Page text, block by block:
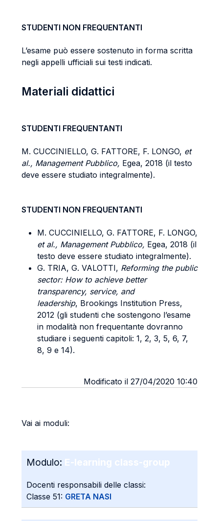
STUDENTI NON FREQUENTANTI
L’esame può essere sostenuto in forma scritta
negli appelli ufficiali sui testi indicati.
Materiali didattici
STUDENTI FREQUENTANTI
M. CUCCINIELLO, G. FATTORE, F. LONGO, et
al., Management Pubblico, Egea, 2018 (il testo
deve essere studiato integralmente).
STUDENTI NON FREQUENTANTI
M. CUCCINIELLO, G. FATTORE, F. LONGO,
et al., Management Pubblico, Egea, 2018 (il
testo deve essere studiato integralmente).
G. TRIA, G. VALOTTI, Reforming the public
sector: How to achieve better
transparency, service, and
leadership, Brookings Institution Press,
2012 (gli studenti che sostengono l’esame
in modalità non frequentante dovranno
studiare i seguenti capitoli: 1, 2, 3, 5, 6, 7,
8, 9 e 14).
Modificato il 27/04/2020 10:40
Vai ai moduli:
Modulo: E-learning class-group
Docenti responsabili delle classi:
Classe 51: GRETA NASI